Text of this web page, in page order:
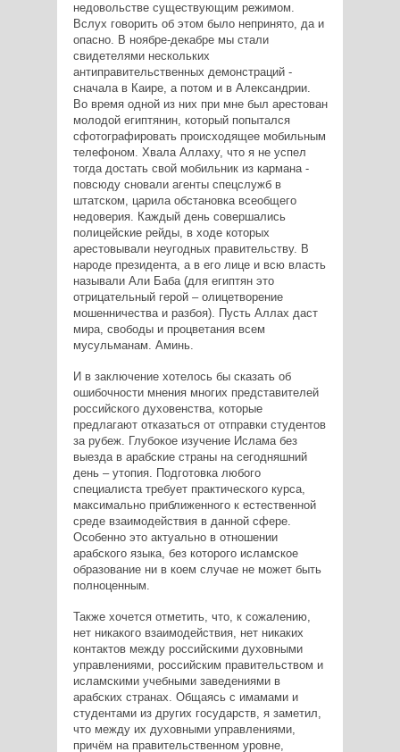
недовольстве существующим режимом.
Вслух говорить об этом было непринято, да и
опасно. В ноябре-декабре мы стали
свидетелями нескольких
антиправительственных демонстраций -
сначала в Каире, а потом и в Александрии.
Во время одной из них при мне был арестован
молодой египтянин, который попытался
сфотографировать происходящее мобильным
телефоном. Хвала Аллаху, что я не успел
тогда достать свой мобильник из кармана -
повсюду сновали агенты спецслужб в
штатском, царила обстановка всеобщего
недоверия. Каждый день совершались
полицейские рейды, в ходе которых
арестовывали неугодных правительству. В
народе президента, а в его лице и всю власть
называли Али Баба (для египтян это
отрицательный герой – олицетворение
мошенничества и разбоя). Пусть Аллах даст
мира, свободы и процветания всем
мусульманам. Аминь.
И в заключение хотелось бы сказать об
ошибочности мнения многих представителей
российского духовенства, которые
предлагают отказаться от отправки студентов
за рубеж. Глубокое изучение Ислама без
выезда в арабские страны на сегодняшний
день – утопия. Подготовка любого
специалиста требует практического курса,
максимально приближенного к естественной
среде взаимодействия в данной сфере.
Особенно это актуально в отношении
арабского языка, без которого исламское
образование ни в коем случае не может быть
полноценным.
Также хочется отметить, что, к сожалению,
нет никакого взаимодействия, нет никаких
контактов между российскими духовными
управлениями, российским правительством и
исламскими учебными заведениями в
арабских странах. Общаясь с имамами и
студентами из других государств, я заметил,
что между их духовными управлениями,
причём на правительственном уровне,